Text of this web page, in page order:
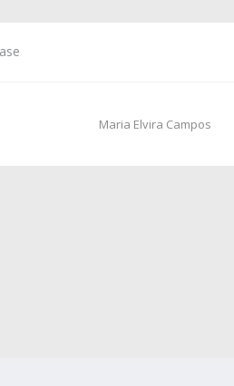
Maria Elvira Campos